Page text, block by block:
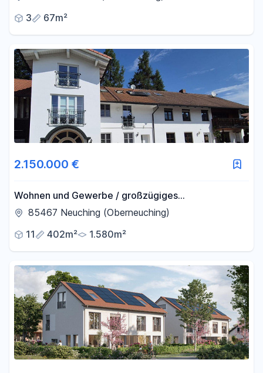
3
67m²
2.150.000 €
Wohnen und Gewerbe / großzügiges
Mehrgenerationenanwesen 1.580 qm mit Halle /
85467 Neuching (Oberneuching)
11
402m² 1.580m²